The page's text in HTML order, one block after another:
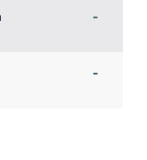
-
-